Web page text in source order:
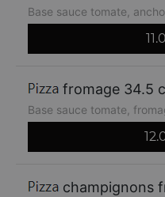
Base sauce tomate,
fromage 34.5
Base sauce tomate,
champignons